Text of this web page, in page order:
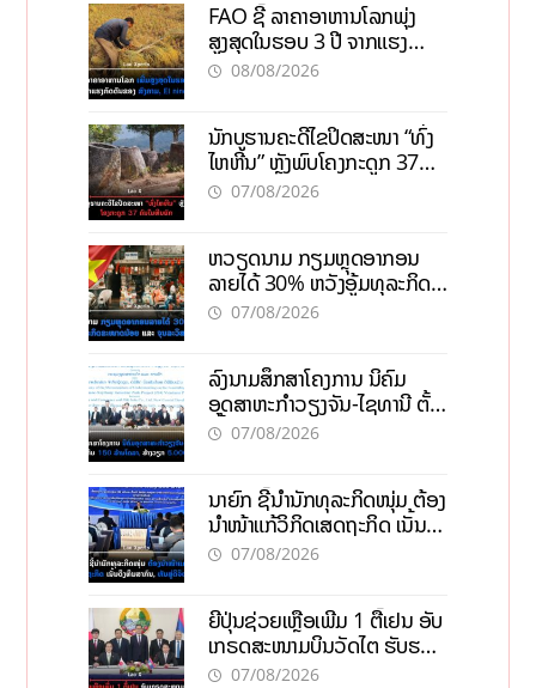
FAO ຊີ້ ລາຄາອາຫານໂລກພຸ່ງ
ສູງສຸດໃນຮອບ 3 ປີ ຈາກແຮງ
ກົດດັນຂອງສົງຄາມ, El nino
08/08/2026
ນັກບູຮານຄະດີໄຂປິດສະໜາ “ທົ່ງ
ໄຫຫີນ” ຫຼັງພົບໂຄງກະດູກ 37
ຄົນໃນຫີນຍັກ
07/08/2026
ຫວຽດນາມ ກຽມຫຼຸດອາກອນ
ລາຍໄດ້ 30% ຫວັງອູ້ມທຸລະກິດ
ຂະໜາດນ້ອຍ ແລະ ຈຸນລະ
07/08/2026
ລົງນາມສຶກສາໂຄງການ ນິຄົມ
ອຸດສາຫະກຳວຽງຈັນ-ໄຊທານີ ຕັ້ງ
ເປົ້າດຶງທຶນ 150 ລ້ານໂດລາ, ສ້າງ
07/08/2026
ນາຍົກ ຊີ້ນຳນັກທຸລະກິດໜຸ່ມ ຕ້ອງ
ນຳໜ້າແກ້ວິກິດເສດຖະກິດ ເນັ້ນດຶງ
ທຶນສາກົນ, ຫັນສູ່ດິຈິຕອນ
07/08/2026
ຍີ່ປຸ່ນຊ່ວຍເຫຼືອເພີ່ມ 1 ຕື້ເຢນ ອັບ
ເກຣດສະໜາມບິນວັດໄຕ ຮັບຮອງ
ການເຕີບໂຕ
07/08/2026